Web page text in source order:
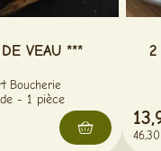
VEAU ***
Boucherie
- 1 pièce
2